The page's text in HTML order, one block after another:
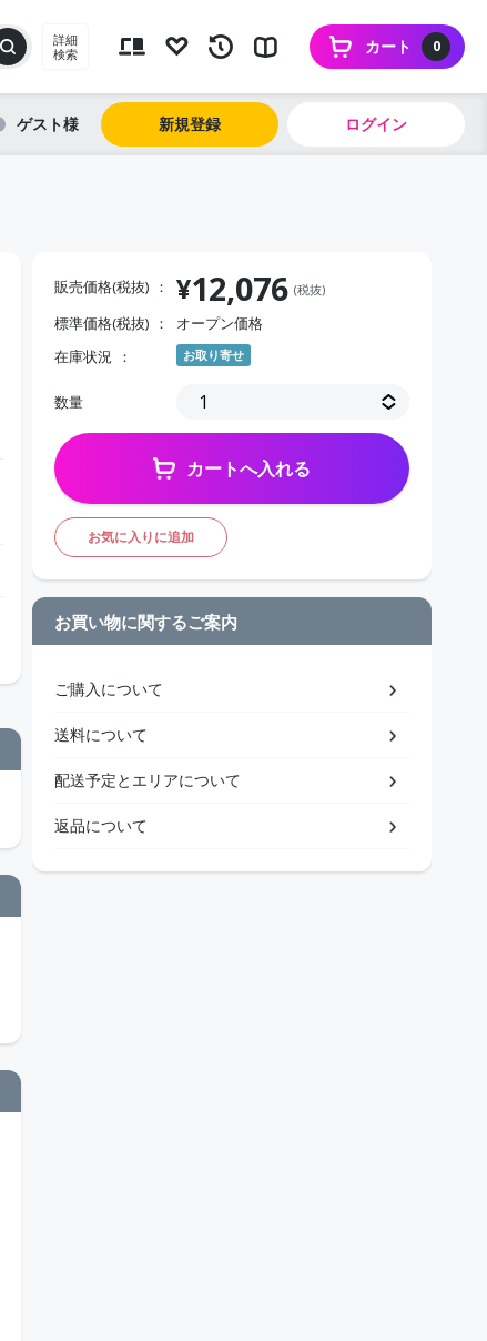
詳細
検索
0
カート
ゲスト 新規登録 ログイン
販売価格(税抜) ¥12,076 (税抜)
標準価格(税抜)
オープン価格
在庫状況
お取り寄せ
数量
カートへ入れる
お気に入りに追加
お買い物に関するご案内
ご購入について
送料について
配送予定とエリアについて
返品について